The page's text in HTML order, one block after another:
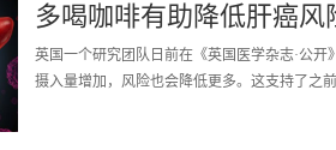
多喝咖啡有助降低肝癌风
英国一个研究团队日前在《英国医学杂志·公
摄入量增加，风险也会降低更多。这支持了之